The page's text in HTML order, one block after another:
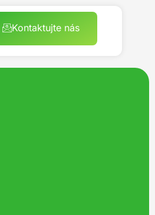
Kontaktujte nás